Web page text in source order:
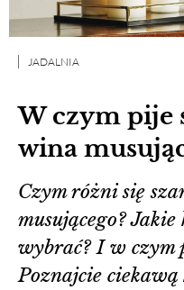
W czym pije
wina
JADALNIA
Czym różni się
musującego?
wybrać? I w czym
Poznajcie ciekawą